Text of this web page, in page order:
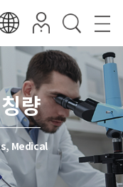
량
Medical